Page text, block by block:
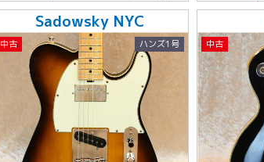
Sadowsky NYC
中古 ハンズ1号 中古